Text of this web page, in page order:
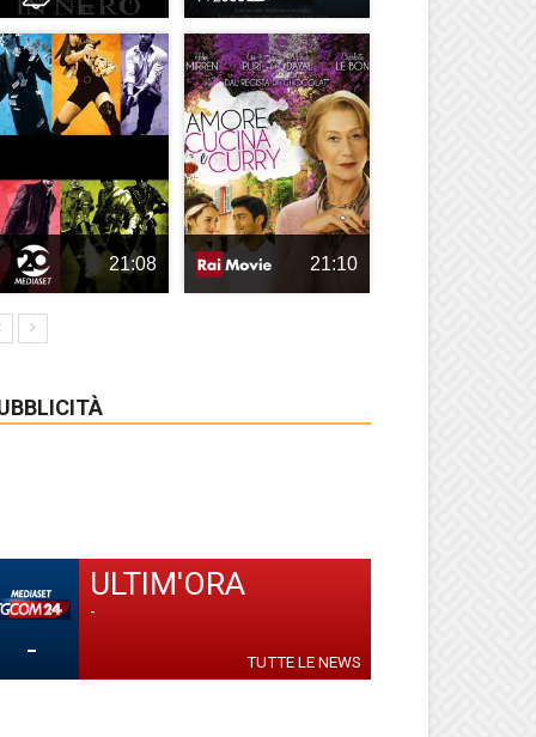
21:08 21:10
-
ULTIM'ORA
-
TUTTE LE NEWS